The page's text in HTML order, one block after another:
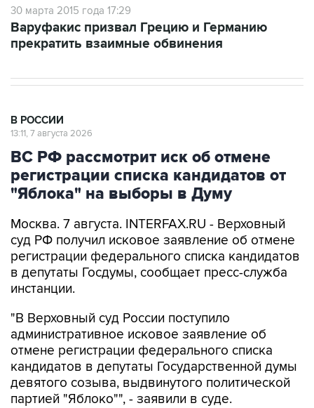
прекратить взаимные обвинения
ВС РФ рассмотрит иск об отмене
регистрации списка кандидатов от
"Яблока" на выборы в Думу
Москва. 7 августа. INTERFAX.RU - Верховный
регистрации федерального списка кандидатов
в депутаты Госдумы, сообщает пресс-служба
инстанции.
"В Верховный суд России поступило
отмене регистрации федерального списка
кандидатов в депутаты Государственной думы
девятого созыва, выдвинутого политической
партией "Яблоко"", - заявили в суде.
Выборы депутатов Госдумы, а также